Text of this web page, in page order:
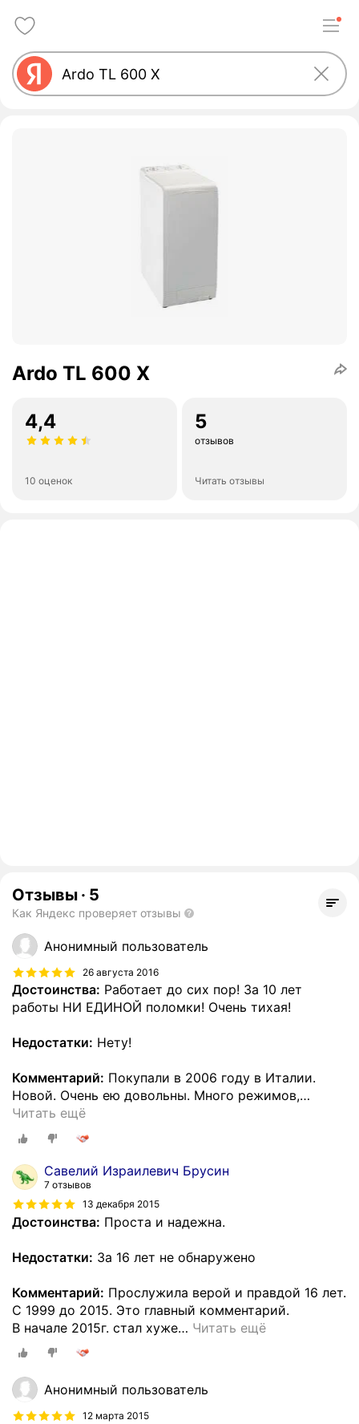
Ardo TL 600 X
4,4
10 оценок
5
отзывов
Читать отзывы
Отзывы · 5
Как Яндекс проверяет отзывы
Анонимный пользователь
26 августа 2016
Достоинства: Работает до сих пор! За 10 лет
работы НИ ЕДИНОЙ поломки! Очень тихая!
Недостатки: Нету!
Комментарий: Покупали в 2006 году в Италии.
Новой. Очень ею довольны. Много режимов,…
Читать ещё
Савелий Израилевич Брусин
7 отзывов
13 декабря 2015
Достоинства: Проста и надежна.
Недостатки: За 16 лет не обнаружено
Комментарий: Прослужила верой и правдой 16 лет.
С 1999 до 2015. Это главный комментарий.
В начале 2015г. стал хуже… Читать ещё
Анонимный пользователь
12 марта 2015